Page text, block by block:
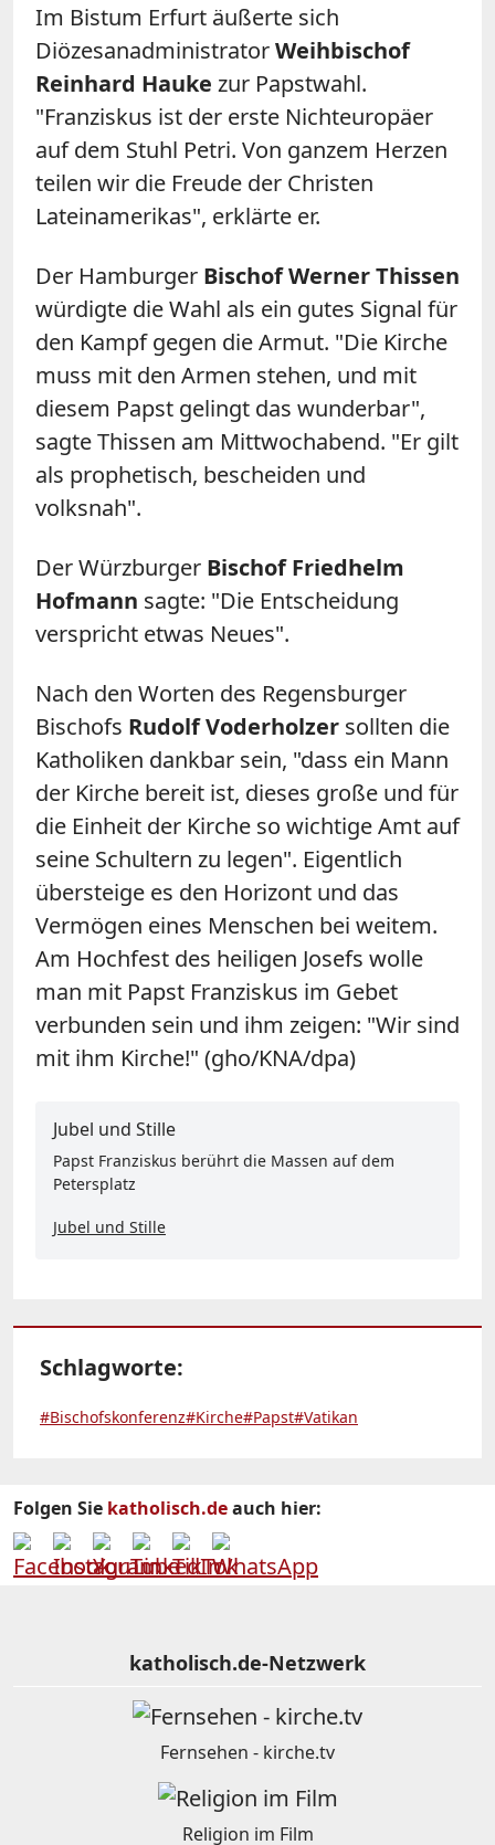
Im Bistum Erfurt äußerte sich
DiözesanadministratorWeihbischof
Reinhard Hauke zur Papstwahl.
"Franziskus ist der erste Nichteuropäer
auf dem Stuhl Petri. Von ganzem Herzen
teilen wir die Freude der Christen
Lateinamerikas", erklärte er.
Der Hamburger Bischof Werner Thissen
würdigte die Wahl als ein gutes Signal für
den Kampf gegen die Armut. "Die Kirche
muss mit den Armen stehen, und mit
diesem Papst gelingt das wunderbar",
sagte Thissen am Mittwochabend. "Er gilt
als prophetisch, bescheiden und
volksnah".
Der Würzburger Bischof Friedhelm
Hofmann sagte: "Die Entscheidung
verspricht etwas Neues".
Nach den Worten des Regensburger
Bischofs Rudolf Voderholzer sollten die
Katholiken dankbar sein, "dass ein Mann
der Kirche bereit ist, dieses große und für
die Einheit der Kirche so wichtige Amt auf
seine Schultern zu legen". Eigentlich
übersteige es den Horizont und das
Vermögen eines Menschen bei weitem.
Am Hochfest des heiligen Josefs wolle
man mit Papst Franziskus im Gebet
verbunden sein und ihm zeigen: "Wir sind
mit ihm Kirche!" (gho/KNA/dpa)
Jubel und Stille
Papst Franziskus berührt die Massen auf dem
Petersplatz
Jubel und Stille
Schlagworte:
#Bischofskonferenz#Kirche#Papst#Vatikan
Folgen Sie katholisch.deauch hier:
katholisch.de-Netzwerk
Fernsehen - kirche.tv
Religion im Film